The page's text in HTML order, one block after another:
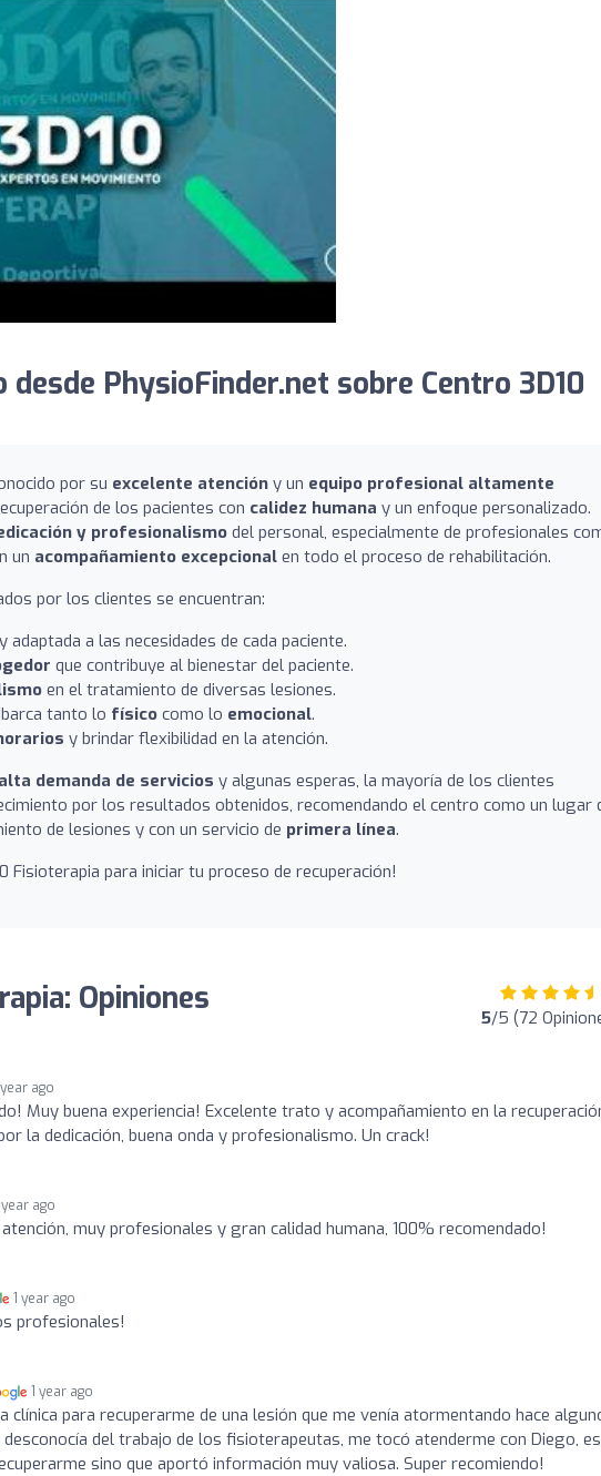
PhysioFinder.net sobre Centro 3D10
por su excelente atención y un equipo profesional altamente
de los pacientes con calidez humana y un enfoque personalizado.
y profesionalismo del personal, especialmente de profesionales
un acompañamiento excepcional en todo el proceso de rehabilitación.
por los clientes se encuentran:
y adaptada a las necesidades de cada paciente.
que contribuye al bienestar del paciente.
en el tratamiento de diversas lesiones.
tanto lo físico como lo emocional.
y brindar flexibilidad en la atención.
alta demanda de servicios y algunas esperas, la mayoría de los clientes
por los resultados obtenidos, recomendando el centro como un lugar
de lesiones y con un servicio de primera línea.
Fisioterapia para iniciar tu proceso de recuperación!
Opiniones 5/5 (72
year ago
Muy buena experiencia! Excelente trato y acompañamiento en la
la dedicación, buena onda y profesionalismo. Un crack!
year ago
muy profesionales y gran calidad humana, 100% recomendado!
1 year ago
profesionales!
1 year ago
clínica para recuperarme de una lesión que me venía atormentando hace
del trabajo de los fisioterapeutas, me tocó atenderme con Diego,
sino que aportó información muy valiosa. Super recomiendo!